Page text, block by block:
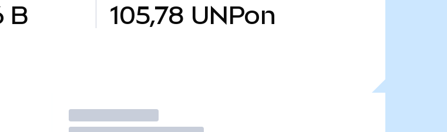
B 105,78 UNPon
İşlem Yap